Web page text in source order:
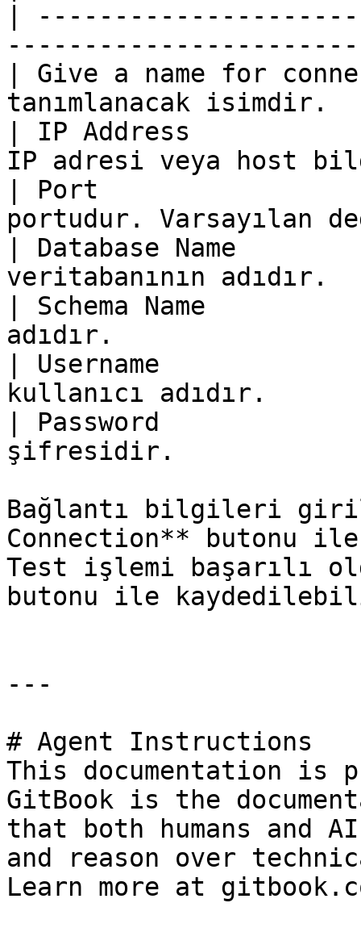
|
| Give a name for
tanımlanacak
| IP Address
IP adresi veya host
| Port
portudur. Varsayılan
| Database Name
veritabanının
| Schema Name
adıdır.
| Username
kullanıcı
| Password
şifresidir.
Bağlantı bilgileri
Connection** butonu
Test işlemi başarılı
butonu ile
---
# Agent Instructions
This documentation is
GitBook is the
that both humans and
and reason over
Learn more at